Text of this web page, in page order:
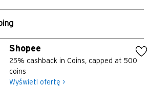
Shopee
25% cashback in Coins, capped at 500
coins
Wyświetl ofertę >